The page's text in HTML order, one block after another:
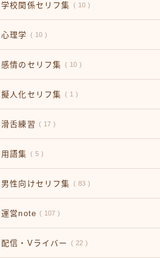
学校関係セリフ集 10
心理学 10
感情のセリフ集 10
擬人化セリフ集 1
滑舌練習 17
用語集 5
男性向けセリフ集 83
運営note 107
配信・Vライバー 22